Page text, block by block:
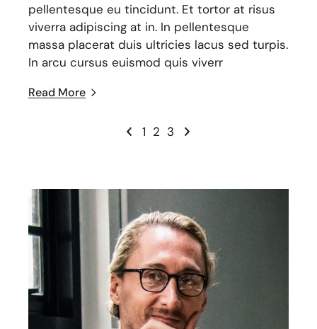
pellentesque eu tincidunt. Et tortor at risus
viverra adipiscing at in. In pellentesque
massa placerat duis ultricies lacus sed turpis.
In arcu cursus euismod quis viverr
Read More
1 2 3